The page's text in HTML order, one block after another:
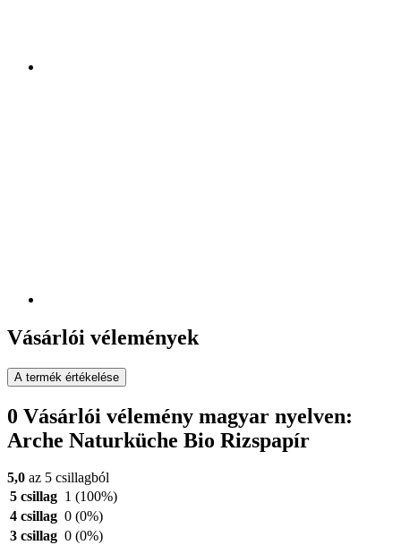
Vásárlói vélemények
A termék értékelése
0 Vásárlói vélemény magyar nyelven:
Arche Naturküche Bio Rizspapír
5,0 az 5 csillagból
5 csillag 1 (100%)
4 csillag 0 (0%)
3 csillag 0 (0%)